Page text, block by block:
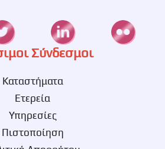
Σύνδεσμοι
Καταστήματα
Ετερεία
Υπηρεσίες
Πιστοποίηση